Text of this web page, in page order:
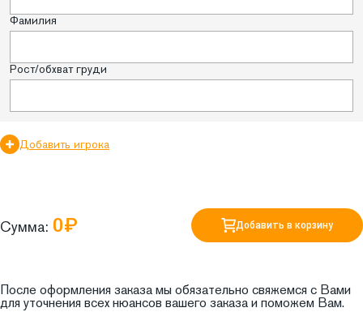
Фамилия
Рост/обхват груди
Добавить игрока
После оформления заказа мы обязательно свяжемся с Вами
для уточнения всех нюансов вашего заказа и поможем Вам.
Сумма: 0₽ Добавить в корзину